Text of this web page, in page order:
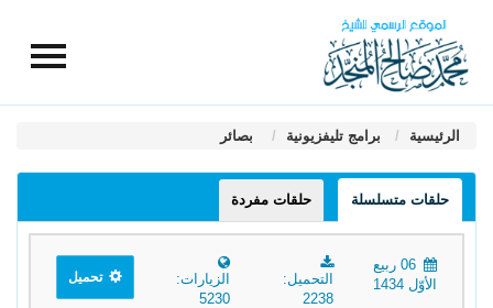
الرئيسية برامج تليفزيونية بصائر
حلقات متسلسلة حلقات مفردة
06 ربيع
الأوّل 1434
التحميل:
2238
الزيارات:
5230
تحميل